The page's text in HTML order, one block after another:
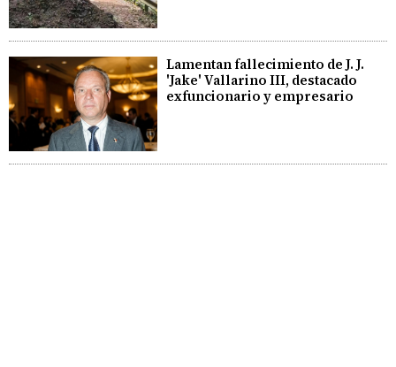
Lamentan fallecimiento de J. J.
'Jake' Vallarino III, destacado
exfuncionario y empresario